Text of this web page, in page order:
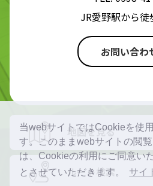
当webサイトではCookieを使
す。このままwebサイトの閲
は、Cookieの利用にご同意い
とさせていただきます。
サイ
JR愛野駅から徒
お問い合わ
地図を見る
ルート検索